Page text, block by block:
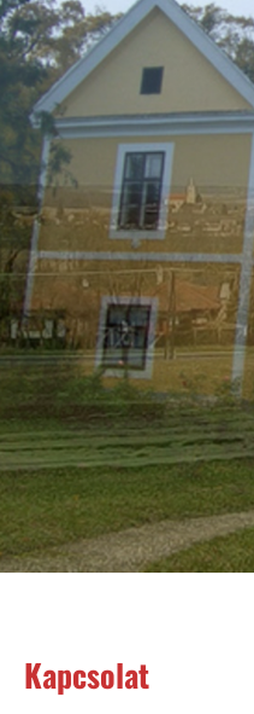
Kapcsolat